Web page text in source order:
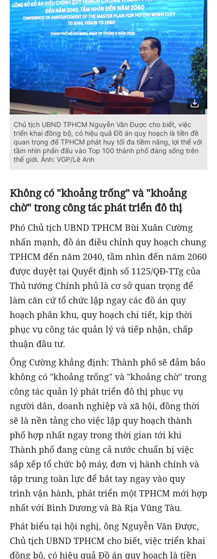
Chủ tịch UBND TPHCM Nguyễn Văn Được cho biết, việc
triển khai đồng bộ, có hiệu quả Đồ án quy hoạch là tiền đề
quan trọng để TPHCM phát huy tối đa tiềm năng, lợi thế với
tầm nhìn phấn đấu vào Top 100 thành phố đáng sống trên
thế giới. Ảnh: VGP/Lê Anh
Không có "khoảng trống" và "khoảng
chờ" trong công tác phát triển đô thị
Phó Chủ tịch UBND TPHCM Bùi Xuân Cường
nhấn mạnh, đồ án điều chỉnh quy hoạch chung
TPHCM đến năm 2040, tầm nhìn đến năm 2060
được duyệt tại Quyết định số 1125/QĐ-TTg của
Thủ tướng Chính phủ là cơ sở quan trọng để
làm căn cứ tổ chức lập ngay các đồ án quy
hoạch phân khu, quy hoạch chi tiết, kịp thời
phục vụ công tác quản lý và tiếp nhận, chấp
thuận đầu tư.
Ông Cường khẳng định: Thành phố sẽ đảm bảo
không có "khoảng trống" và "khoảng chờ" trong
công tác quản lý phát triển đô thị phục vụ
người dân, doanh nghiệp và xã hội, đồng thời
sẽ là nền tảng cho việc lập quy hoạch thành
phố hợp nhất ngay trong thời gian tới khi
Thành phố đang cùng cả nước chuẩn bị việc
sắp xếp tổ chức bộ máy, đơn vị hành chính và
tập trung toàn lực để bắt tay ngay vào quy
trình vận hành, phát triển một TPHCM mới hợp
nhất với Bình Dương và Bà Rịa Vũng Tàu.
Phát biểu tại hội nghị, ông Nguyễn Văn Được,
Chủ tịch UBND TPHCM cho biết, việc triển khai
đồng bộ, có hiệu quả Đồ án quy hoạch là tiền